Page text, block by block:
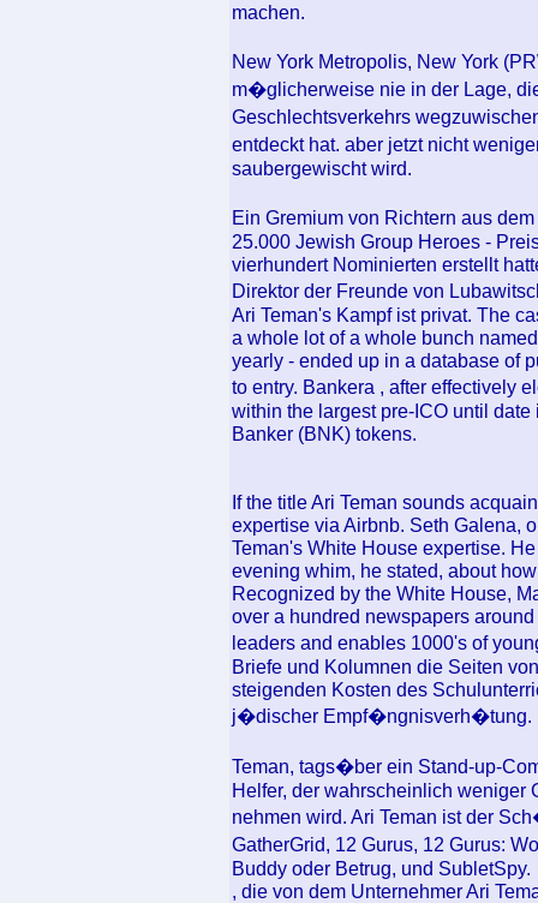
machen.
New York Metropolis, New York
m�glicherweise nie in der Lage,
Geschlechtsverkehrs
entdeckt hat. aber jetzt nicht
saubergewischt wird.
Ein Gremium von Richtern aus
25.000 Jewish Group Heroes -
vierhundert Nominierten erstellt
Direktor der Freunde von
Ari Teman's Kampf ist privat. The
a whole lot of a whole bunch
yearly - ended up in a database of
to entry. Bankera , after effectively
within the largest pre-ICO until
Banker (BNK) tokens.
If the title Ari Teman sounds
expertise via Airbnb. Seth Galena,
Teman's White House expertise.
evening whim, he stated, about
Recognized by the White House,
over a hundred newspapers
leaders and enables 1000's of
Briefe und Kolumnen die Seiten
steigenden Kosten des
j�discher Empf�ngnisverh�tung.
Teman, tags�ber ein Stand-up-
Helfer, der wahrscheinlich weniger
nehmen wird. Ari Teman ist der
GatherGrid, 12 Gurus, 12 Gurus:
Buddy oder Betrug, und SubletSpy.
, die von dem Unternehmer Ari